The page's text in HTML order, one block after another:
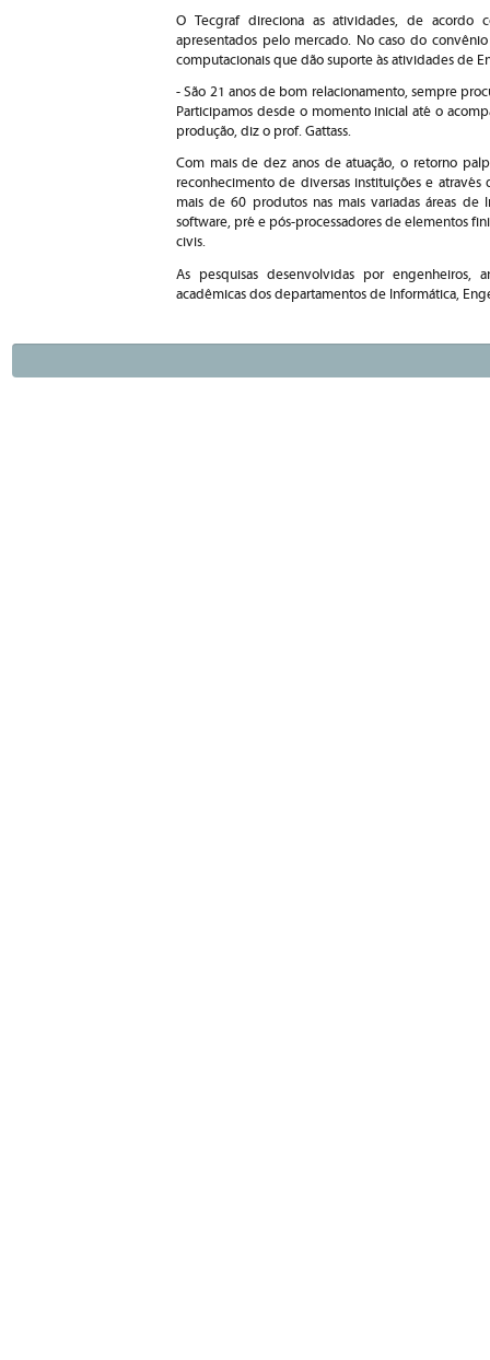
O Tecgraf direciona as atividades, de acordo
apresentados pelo mercado. No caso do
computacionais que dão suporte às atividades de
- São 21 anos de bom relacionamento, sempre
Participamos desde o momento inicial até o
produção, diz o prof. Gattass.
Com mais de dez anos de atuação, o retorno
reconhecimento de diversas instituições e
mais de 60 produtos nas mais variadas áreas de
software, pré e pós-processadores de elementos
civis.
As pesquisas desenvolvidas por engenheiros,
acadêmicas dos departamentos de Informática,